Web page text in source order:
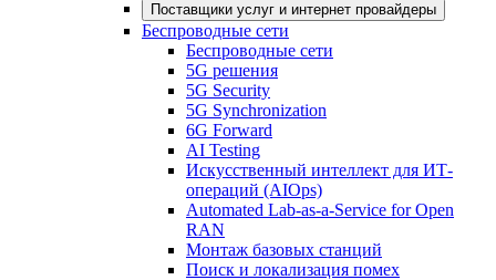
Поставщики услуг и интернет провайдеры
Беспроводные сети
Беспроводные сети
5G решения
5G Security
5G Synchronization
6G Forward
AI Testing
Искусственный интеллект для ИТ-
операций (AIOps)
Automated Lab-as-a-Service for Open
RAN
Монтаж базовых станций
Поиск и локализация помех